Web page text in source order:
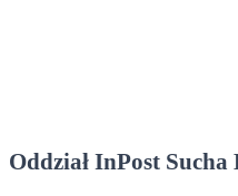
Oddział InPost